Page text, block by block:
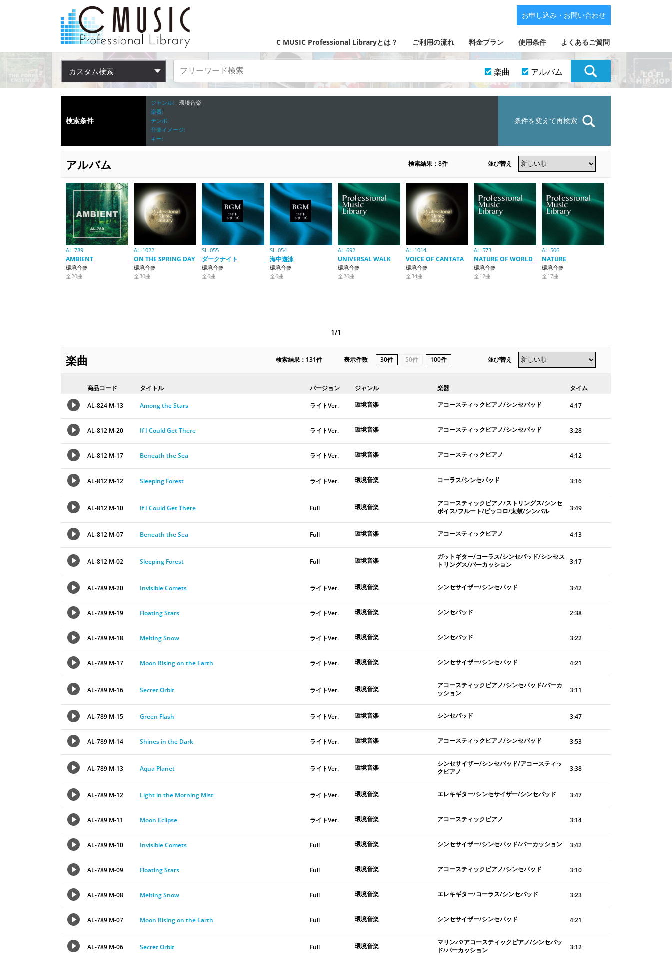
C MUSIC Professional Libraryとは？ ご利用の流れ 料金プラン 使用条件 よくあるご質問
お申し込み・お問い合わせ
カスタム検索 楽曲 アルバム
検索条件
ジャンル
環境音楽
楽器
テンポ
音楽イメージ
キー
条件を変えて再検索
アルバム 検索結果：8件 並び替え
AL-789
AMBIENT
環境音楽
全20曲
AL-1022
ON THE SPRING DAY
環境音楽
全30曲
SL-055
ダークナイト
環境音楽
全6曲
SL-054
海中遊泳
環境音楽
全6曲
AL-692
UNIVERSAL WALK
環境音楽
全26曲
AL-1014
VOICE OF CANTATA
環境音楽
全34曲
AL-573
NATURE OF WORLD
環境音楽
全12曲
AL-506
NATURE
環境音楽
全17曲
1/1
楽曲 検索結果：131件 表示件数 30件 50件 100件 並び替え
商品コード タイトル バージョン ジャンル 楽器 タイム
AL-824 M-13 Among the Stars ライトVer. 環境音楽 アコースティックピアノ/シンセパッド 4:17
AL-812 M-20 If I Could Get There ライトVer. 環境音楽 アコースティックピアノ/シンセパッド 3:28
AL-812 M-17 Beneath the Sea ライトVer. 環境音楽 アコースティックピアノ 4:12
AL-812 M-12 Sleeping Forest ライトVer. 環境音楽 コーラス/シンセパッド 3:16
AL-812 M-10 If I Could Get There Full 環境音楽
アコースティックピアノ/ストリングス/シンセ
ボイス/フルート/ピッコロ/太鼓/シンバル
3:49
AL-812 M-07 Beneath the Sea Full 環境音楽 アコースティックピアノ 4:13
AL-812 M-02 Sleeping Forest Full 環境音楽
ガットギター/コーラス/シンセパッド/シンセス
トリングス/パーカッション
3:17
AL-789 M-20 Invisible Comets ライトVer. 環境音楽 シンセサイザー/シンセパッド 3:42
AL-789 M-19 Floating Stars ライトVer. 環境音楽 シンセパッド 2:38
AL-789 M-18 Melting Snow ライトVer. 環境音楽 シンセパッド 3:22
AL-789 M-17 Moon Rising on the Earth ライトVer. 環境音楽 シンセサイザー/シンセパッド 4:21
AL-789 M-16 Secret Orbit ライトVer. 環境音楽
アコースティックピアノ/シンセパッド/パーカ
ッション
3:11
AL-789 M-15 Green Flash ライトVer. 環境音楽 シンセパッド 3:47
AL-789 M-14 Shines in the Dark ライトVer. 環境音楽 アコースティックピアノ/シンセパッド 3:53
AL-789 M-13 Aqua Planet ライトVer. 環境音楽
シンセサイザー/シンセパッド/アコースティッ
クピアノ
3:38
AL-789 M-12 Light in the Morning Mist ライトVer. 環境音楽 エレキギター/シンセサイザー/シンセパッド 3:47
AL-789 M-11 Moon Eclipse ライトVer. 環境音楽 アコースティックピアノ 3:14
AL-789 M-10 Invisible Comets Full 環境音楽 シンセサイザー/シンセパッド/パーカッション 3:42
AL-789 M-09 Floating Stars Full 環境音楽 アコースティックピアノ/シンセパッド 3:10
AL-789 M-08 Melting Snow Full 環境音楽 エレキギター/コーラス/シンセパッド 3:23
AL-789 M-07 Moon Rising on the Earth Full 環境音楽 シンセサイザー/シンセパッド 4:21
AL-789 M-06 Secret Orbit Full 環境音楽
マリンバ/アコースティックピアノ/シンセパッ
ド/パーカッション
3:12